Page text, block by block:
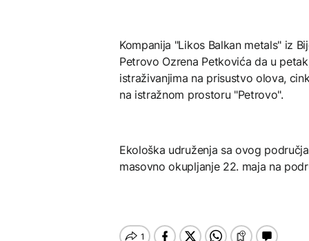
Kompanija "Likos Balkan metals" iz
Petrovo Ozrena Petkovića da u
istraživanjima na prisustvo olova,
na istražnom prostoru "Petrovo".
Ekološka udruženja sa ovog
masovno okupljanje 22. maja na